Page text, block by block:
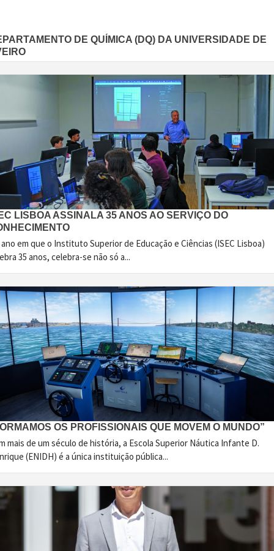
DE QUÍMICA (DQ) DA UNIVERSIDADE DE
LISBOA ASSINALA 35 ANOS AO SERVIÇO DO
em que o Instituto Superior de Educação e Ciências (ISEC Lisboa)
35 anos, celebra-se não só a...
OS PROFISSIONAIS QUE MOVEM O MUNDO”
mais de um século de história, a Escola Superior Náutica Infante D.
(ENIDH) é a única instituição pública...